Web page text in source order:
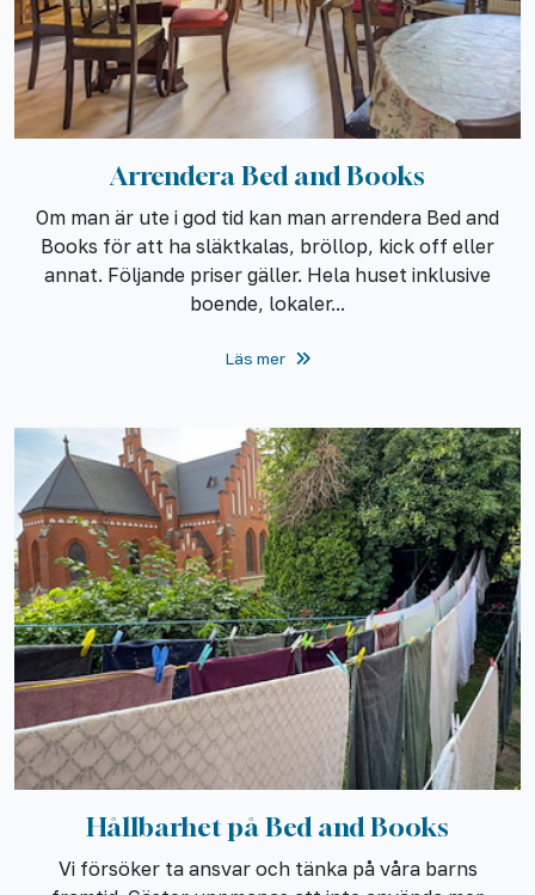
Arrendera Bed and Books
Om man är ute i god tid kan man arrendera Bed and
Books för att ha släktkalas, bröllop, kick off eller
annat. Följande priser gäller. Hela huset inklusive
boende, lokaler...
Läs mer
Hållbarhet på Bed and Books
Vi försöker ta ansvar och tänka på våra barns